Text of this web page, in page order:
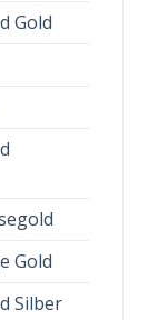
Gold
Gold
Silber